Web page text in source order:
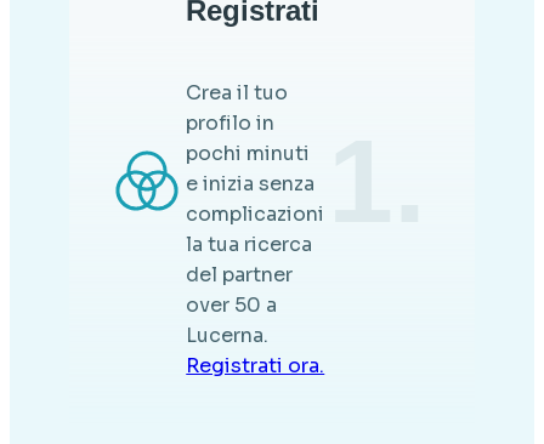
Registrati
Crea il tuo
profilo in
pochi minuti
e inizia senza
complicazioni
la tua ricerca
del partner
over 50 a
Lucerna.
Registrati ora.